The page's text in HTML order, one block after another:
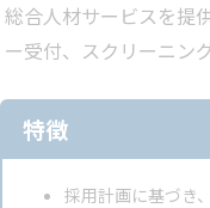
総合人材サービスを提
ー受付、スクリーニン
特徴
採用計画に基づき